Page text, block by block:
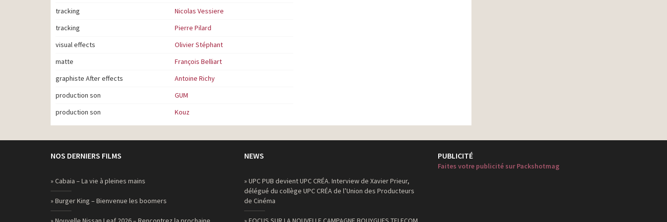
tracking
Nicolas Vessiere
tracking
Pierre Pilard
visual effects
Olivier Stéphant
matte
François Belliart
graphiste After effects
Antoine Richy
production son
GUM
production son
Kouz
NOS DERNIERS FILMS
» Cabaia – La vie à pleines mains
» Burger King – Bienvenue les boomers
NEWS
» UPC PUB devient UPC CRÉA. Interview de Xavier Prieur,
délégué du collège UPC CRÉA de l’Union des Producteurs
de Cinéma
PUBLICITÉ
Faites votre publicité sur Packshotmag